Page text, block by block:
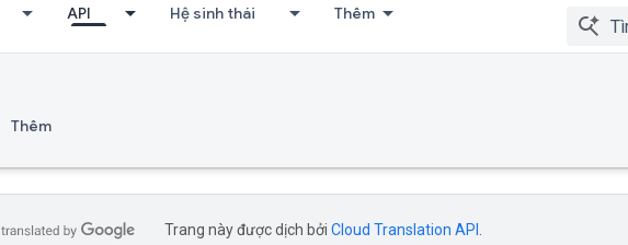
API Hệ sinh thái Thêm
Thêm
Trang này được dịch bởi Cloud Translation API